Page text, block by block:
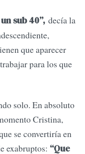
sub 40”, decía la
que aparecer
para los que
solo. En absoluto
Cristina,
se convertiría en
exabruptos: “Que